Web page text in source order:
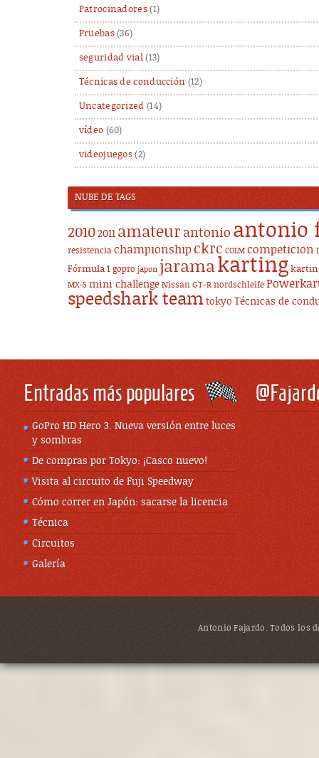
Patrocinadores(1)
Pruebas(36)
seguridad vial(13)
Técnicas de conducción (12)
Uncategorized (14)
vídeo (60)
videojuegos (2)
NUBE DE TAGS
20102011 amateur antonio antonio
resistencia championship ckrc COLM competicion
Fórmula 1 gopro japon jaramakarting
MX-5 mini challenge Nissan GT-R nordschleife
speedshark team tokyo Técnicas de
Entradas más populares
GoPro HD Hero 3. Nueva versión entre luces
y sombras
De compras por Tokyo: ¡Casco nuevo!
Visita al circuito de Fuji Speedway
Cómo correr en Japón: sacarse la licencia
Técnica
Circuitos
Galería
Antonio Fajardo. Todos los